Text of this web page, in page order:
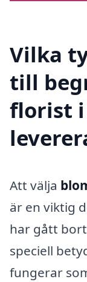
Vilka
till
florist i
Att välja
är en viktig
har gått
speciell
fungerar